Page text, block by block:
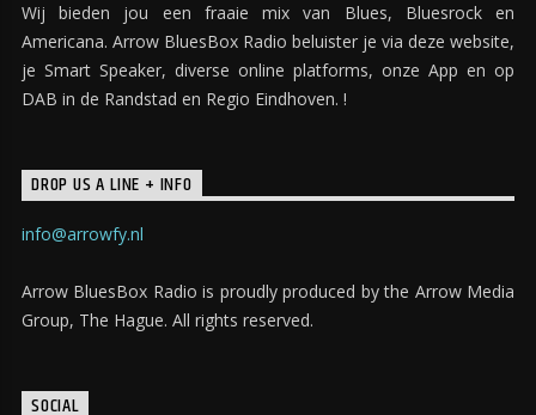
Wij bieden jou een fraaie mix van Blues, Bluesrock en
Americana. Arrow BluesBox Radio beluister je via deze website,
je Smart Speaker, diverse online platforms, onze App en op
DAB in de Randstad en Regio Eindhoven. !
DROP US A LINE + INFO
info@arrowfy.nl
Arrow BluesBox Radio is proudly produced by the Arrow Media
Group, The Hague. All rights reserved.
SOCIAL